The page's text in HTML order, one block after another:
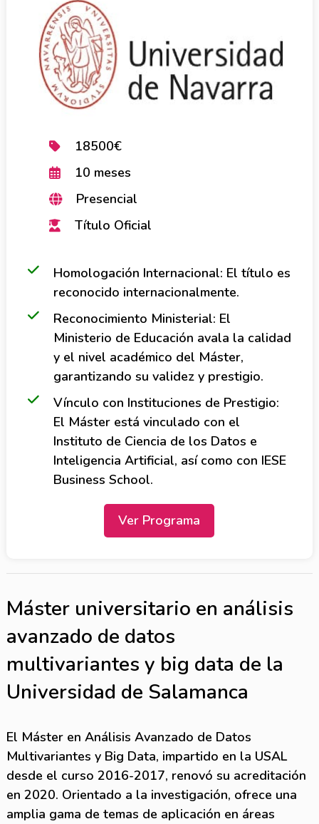
18500€
10 meses
Presencial
Título Oficial
Homologación Internacional: El título es
reconocido internacionalmente.
Reconocimiento Ministerial: El
Ministerio de Educación avala la calidad
y el nivel académico del Máster,
garantizando su validez y prestigio.
Vínculo con Instituciones de Prestigio:
El Máster está vinculado con el
Instituto de Ciencia de los Datos e
Inteligencia Artificial, así como con IESE
Business School.
Ver Programa
Máster universitario en análisis
avanzado de datos
multivariantes y big data de la
Universidad de Salamanca
El Máster en Análisis Avanzado de Datos
Multivariantes y Big Data, impartido en la USAL
desde el curso 2016-2017, renovó su acreditación
en 2020. Orientado a la investigación, ofrece una
amplia gama de temas de aplicación en áreas